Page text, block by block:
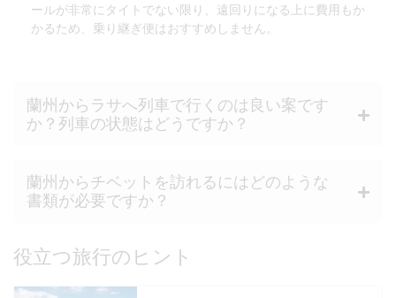
ールが非常にタイトでない限り、遠回りになる上に費用もか
かるため、乗り継ぎ便はおすすめしません。
蘭州からラサへ列車で行くのは良い案です
か？列車の状態はどうですか？
蘭州からチベットを訪れるにはどのような
書類が必要ですか？
役立つ旅行のヒント